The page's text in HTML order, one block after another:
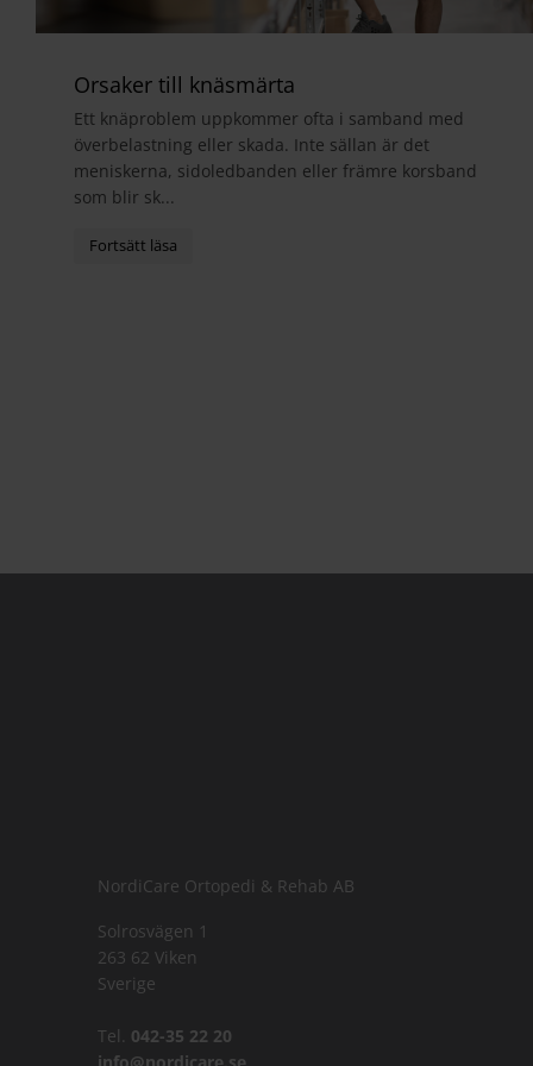
Orsaker till knäsmärta
Ett knäproblem uppkommer ofta i samband med
överbelastning eller skada. Inte sällan är det
meniskerna, sidoledbanden eller främre korsband
som blir sk...
NordiCare Ortopedi & Rehab AB
Solrosvägen 1
263 62 Viken
Sverige
Tel. 042-35 22 20